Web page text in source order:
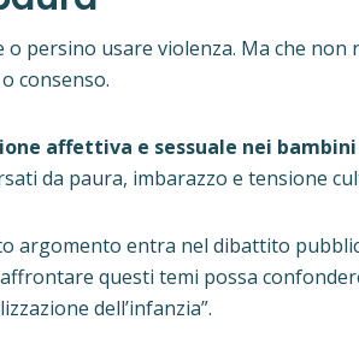
persino usare violenza. Ma che non
consenso.
affettiva e sessuale nei
da paura, imbarazzo e tensione
argomento entra nel dibattito
questi temi possa
dell’infanzia”.